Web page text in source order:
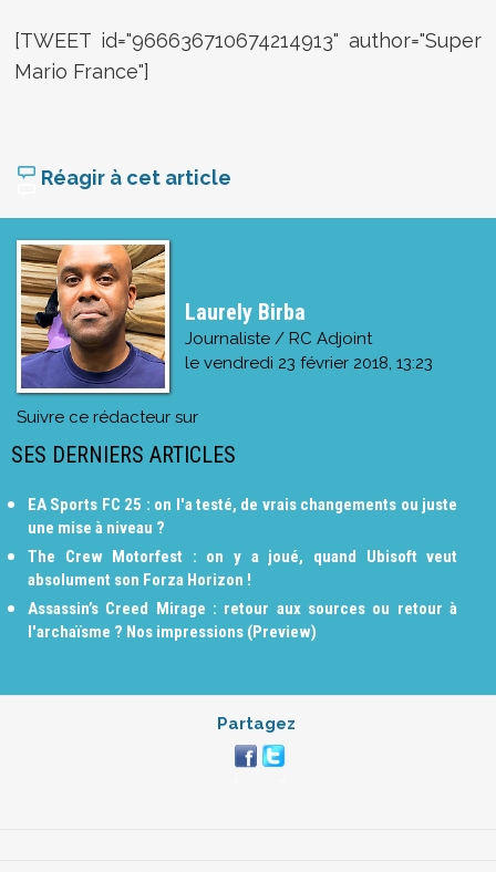
[TWEET id="966636710674214913" author="Super
Mario France"]
Réagir à cet article
Laurely Birba
Journaliste / RC Adjoint
le vendredi 23 février 2018, 13:23
Suivre ce rédacteur sur
SES DERNIERS ARTICLES
EA Sports FC 25 : on l'a testé, de vrais changements ou juste
une mise à niveau ?
The Crew Motorfest : on y a joué, quand Ubisoft veut
absolument son Forza Horizon !
Assassin’s Creed Mirage : retour aux sources ou retour à
l'archaïsme ? Nos impressions (Preview)
Partagez